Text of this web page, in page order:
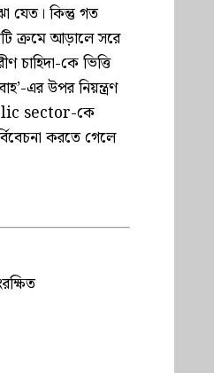
যেত। কিন্তু গত
ক্রমে আড়ালে সরে
চাহিদা-কে ভিত্তি
এর উপর নিয়ন্ত্রণ
sector-কে
করতে গেলে